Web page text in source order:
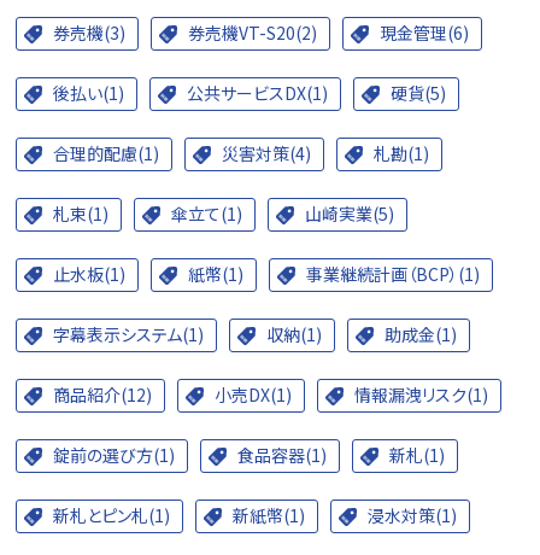
券売機(3) 券売機VT-S20(2) 現金管理(6)
後払い(1) 公共サービスDX(1) 硬貨(5)
合理的配慮(1) 災害対策(4) 札勘(1)
札束(1) 傘立て(1) 山崎実業(5)
止水板(1) 紙幣(1) 事業継続計画（BCP）(1)
字幕表示システム(1) 収納(1) 助成金(1)
商品紹介(12) 小売DX(1) 情報漏洩リスク(1)
錠前の選び方(1) 食品容器(1) 新札(1)
新札とピン札(1) 新紙幣(1) 浸水対策(1)